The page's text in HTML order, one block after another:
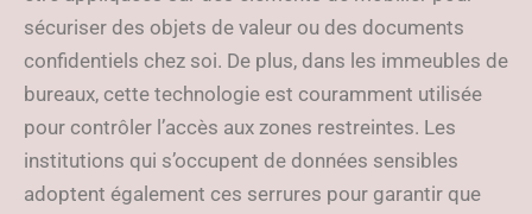
sécuriser des objets de valeur ou des documents
confidentiels chez soi. De plus, dans les immeubles de
bureaux, cette technologie est couramment utilisée
pour contrôler l’accès aux zones restreintes. Les
institutions qui s’occupent de données sensibles
adoptent également ces serrures pour garantir que